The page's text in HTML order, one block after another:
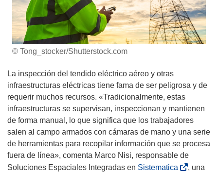
© Tong_stocker/Shutterstock.com
La inspección del tendido eléctrico aéreo y otras
infraestructuras eléctricas tiene fama de ser peligrosa y de
requerir muchos recursos. «Tradicionalmente, estas
infraestructuras se supervisan, inspeccionan y mantienen
de forma manual, lo que significa que los trabajadores
salen al campo armados con cámaras de mano y una serie
de herramientas para recopilar información que se procesa
fuera de línea», comenta Marco Nisi, responsable de
Soluciones Espaciales Integradas en Sistematica
, una